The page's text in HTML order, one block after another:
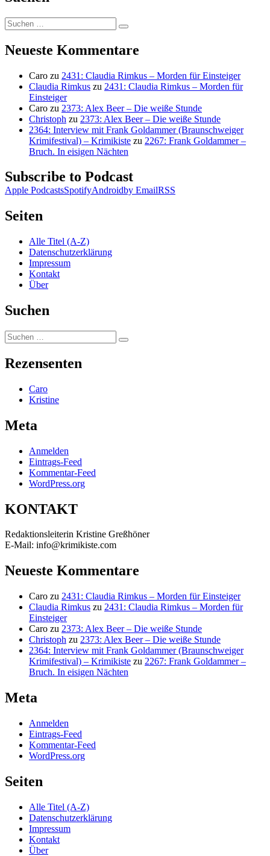
Suchen
nach:
Suchen
Neueste Kommentare
Caro zu 2431: Claudia Rimkus – Morden für Einsteiger
Claudia Rimkus zu 2431: Claudia Rimkus – Morden für
Einsteiger
Caro zu 2373: Alex Beer – Die weiße Stunde
Christoph zu 2373: Alex Beer – Die weiße Stunde
2364: Interview mit Frank Goldammer (Braunschweiger
Krimifestival) – Krimikiste zu 2267: Frank Goldammer –
Bruch. In eisigen Nächten
Subscribe to Podcast
Apple PodcastsSpotifyAndroidby EmailRSS
Seiten
Alle Titel (A-Z)
Datenschutzerklärung
Impressum
Kontakt
Über
Suchen
Suchen
nach:
Suchen
Rezensenten
Caro
Kristine
Meta
Anmelden
Eintrags-Feed
Kommentar-Feed
WordPress.org
KONTAKT
Redaktionsleiterin Kristine Greßhöner
E-Mail: info@krimikiste.com
Neueste Kommentare
Caro zu 2431: Claudia Rimkus – Morden für Einsteiger
Claudia Rimkus zu 2431: Claudia Rimkus – Morden für
Einsteiger
Caro zu 2373: Alex Beer – Die weiße Stunde
Christoph zu 2373: Alex Beer – Die weiße Stunde
2364: Interview mit Frank Goldammer (Braunschweiger
Krimifestival) – Krimikiste zu 2267: Frank Goldammer –
Bruch. In eisigen Nächten
Meta
Anmelden
Eintrags-Feed
Kommentar-Feed
WordPress.org
Seiten
Alle Titel (A-Z)
Datenschutzerklärung
Impressum
Kontakt
Über